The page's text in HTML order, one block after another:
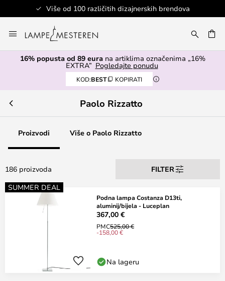
dizajnerskih brendova
to
Content
16% popusta od 89 eurana artiklima označenima „16%
EXTRA” Pogledajte ponudu
KOD:BEST KOPIRATI
Paolo Rizzatto
Proizvodi Više o Paolo Rizzatto
186 proizvoda
FILTER
SUMMER DEAL
Podna lampa Costanza D13ti,
aluminij/bijela - Luceplan
367,00 €
PMC525,00 €
-158,00 €
Na lageru